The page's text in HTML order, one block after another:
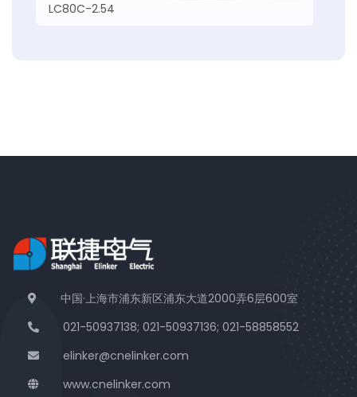
LC80C-2.54
中国·上海市浦东新区浦东大道2000弄6层600室
021-50937138; 021-50937136; 021-58858552
elinker@cnelinker.com
www.cnelinker.com